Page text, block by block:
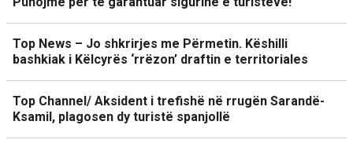
Top News – Jo shkrirjes me Përmetin. Këshilli
bashkiak i Këlcyrës ‘rrëzon’ draftin e territoriales
Top Channel/ Aksident i trefishë në rrugën Sarandë-
Ksamil, plagosen dy turistë spanjollë